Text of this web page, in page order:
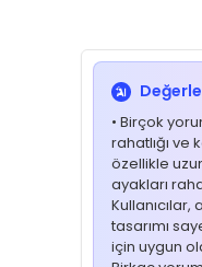
• Birçok
rahatlığı ve
özellikle
ayakları
Kullanıcılar,
tasarımı
için uygun